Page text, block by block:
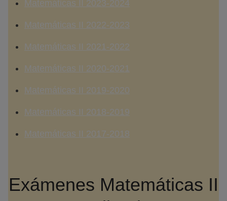
Matemáticas II 2023-2024
Matemáticas II 2022-2023
Matemáticas II 2021-2022
Matemáticas II 2020-2021
Matemáticas II 2019-2020
Matemáticas II 2018-2019
Matemáticas II 2017-2018
Exámenes Matemáticas II